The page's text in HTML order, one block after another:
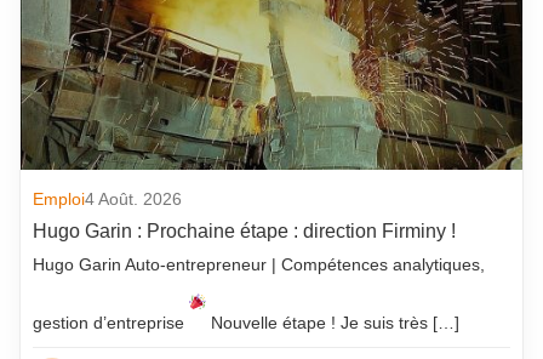
Emploi4 Août. 2026
Hugo Garin : Prochaine étape : direction Firminy !
Hugo Garin Auto-entrepreneur | Compétences analytiques,
gestion d’entreprise Nouvelle étape ! Je suis très […]